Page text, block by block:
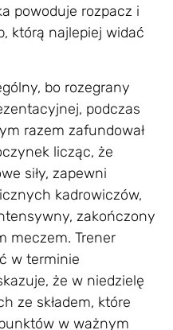
powoduje rozpacz i
którą najlepiej widać
bo rozegrany
podczas
razem zafundował
licząc, że
siły, zapewni
kadrowiczów,
zakończony
meczem. Trener
w terminie
że w niedzielę
ze składem, które
w ważnym